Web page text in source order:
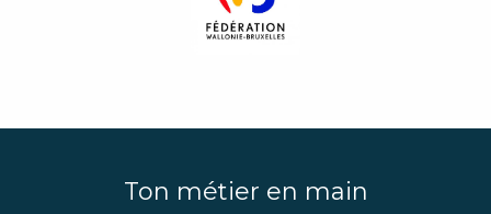
Ton métier en main